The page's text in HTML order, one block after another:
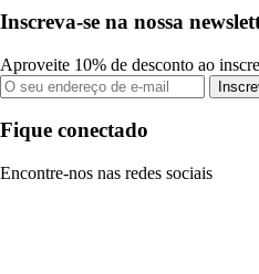
Inscreva-se na nossa
Aproveite 10% de desconto ao
Fique conectado
Encontre-nos nas redes sociais